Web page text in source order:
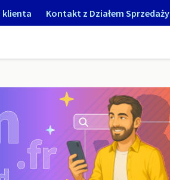
klienta Kontakt z Działem Sprzedaży